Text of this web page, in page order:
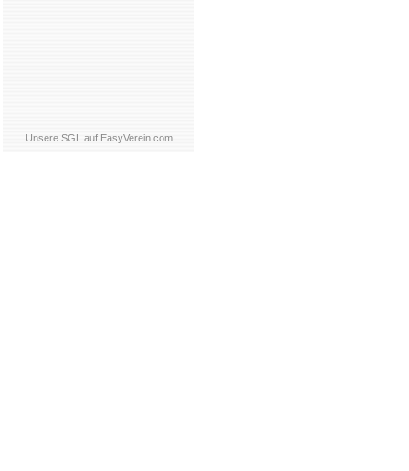
Unsere SGL auf EasyVerein.com